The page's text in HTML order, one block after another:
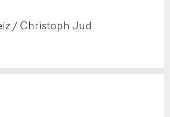
/ Christoph Jud